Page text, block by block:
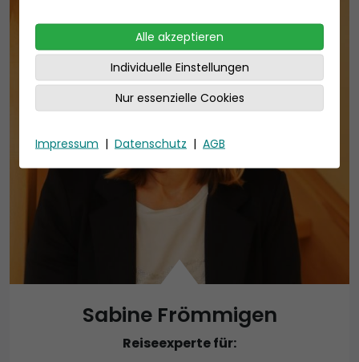
Sabine Frömmigen
Reiseexperte für:
Alle akzeptieren
Individuelle Einstellungen
Nur essenzielle Cookies
Impressum | Datenschutz | AGB